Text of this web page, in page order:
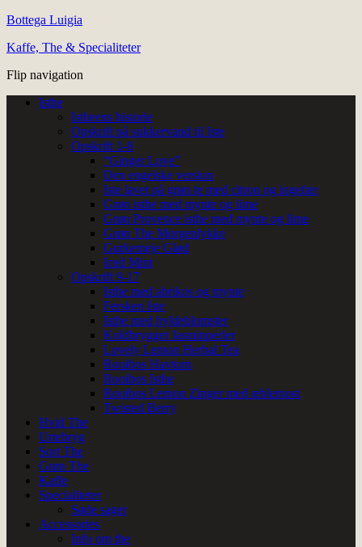
Bottega Luigia
Kaffe, The & Specialiteter
Flip navigation
Isthe
Istheens historie
Opskrift på sukkervand til Iste
Opskrift 1-8
“Ginger Love”
Den engelske version
Iste lavet på grøn te med citron og ingefær
Grøn isthe med mynte og lime
Grøn Provence isthe med mynte og lime
Grøn The Morgenlykke
Gurkemeje Glød
Iced Mint
Opskrift 9-17
Isthe med abrikos og mynte
Fersken Iste
Isthe med hyldeblomster
Koldbrygget Jasminperler
Lovely Lemon Herbal Tea
Rooibos Havtorn
Rooibos Isthe
Rooibos Lemon Zinger med æblemost
Twisted Berry
Hvid The
Urtebryg
Sort The
Grøn The
Kaffe
Specialiteter
Søde sager
Accessories
Info om the